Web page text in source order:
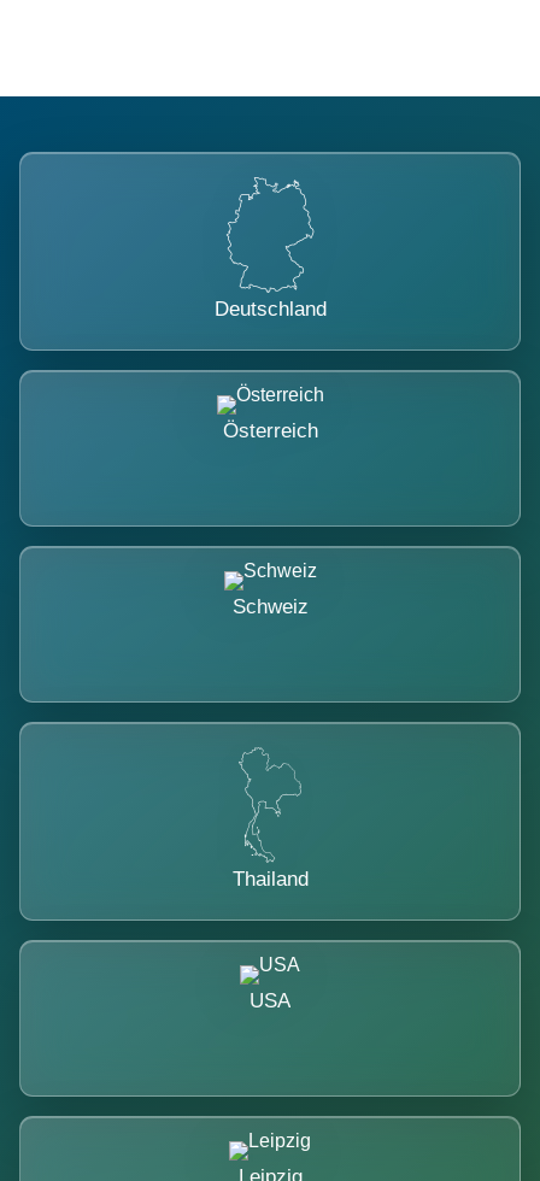
Deutschland
Österreich
Schweiz
Thailand
USA